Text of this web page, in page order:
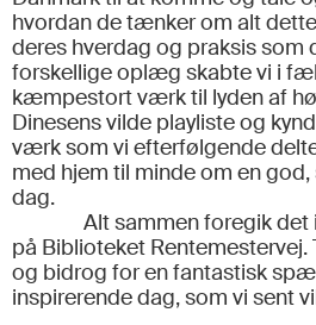
hvordan de tænker om alt
deres hverdag og praksis som
forskellige oplæg skabte vi i
kæmpestort værk til lyden af
Dinesens vilde playliste og
værk som vi efterfølgende
med hjem til minde om en
dag.
Alt sammen foregik
på Biblioteket Rentemestervej.
og bidrog for en fantastisk
inspirerende dag, som vi sent